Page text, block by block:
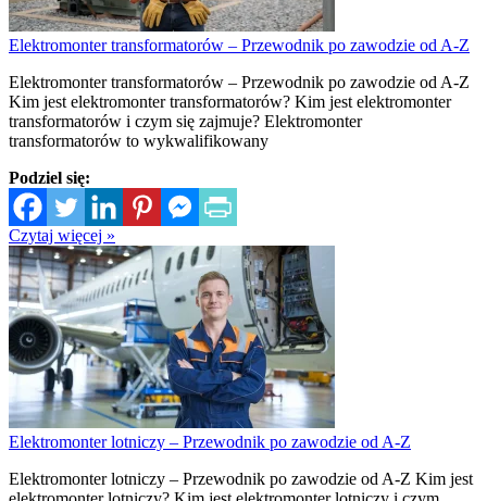
Elektromonter transformatorów – Przewodnik po zawodzie od A-Z
Elektromonter transformatorów – Przewodnik po zawodzie od A-Z
Kim jest elektromonter transformatorów? Kim jest elektromonter
transformatorów i czym się zajmuje? Elektromonter
transformatorów to wykwalifikowany
Podziel się:
Czytaj więcej »
Elektromonter lotniczy – Przewodnik po zawodzie od A-Z
Elektromonter lotniczy – Przewodnik po zawodzie od A-Z Kim jest